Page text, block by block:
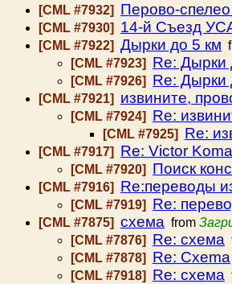
[CML #7932] Перово-
[CML #7930] 14-й Съезд
[CML #7922] Дырки до 5 км
[CML #7923] Re: Дырки
[CML #7926] Re: Дырки
[CML #7921] извините,
[CML #7924] Re:
[CML #7925] Re:
[CML #7917] Re: Victor
[CML #7920] Поиск
[CML #7916] Re:переводы
[CML #7919] Re:
[CML #7875] схема from
[CML #7876] Re: схема
[CML #7878] Re: Cxema
[CML #7918] Re: схема